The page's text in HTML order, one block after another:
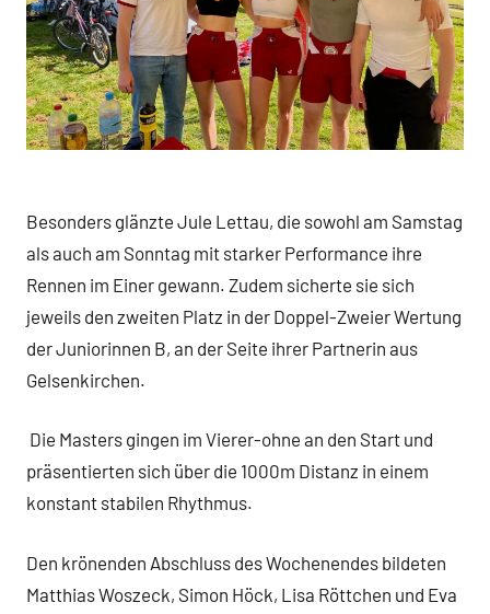
Besonders glänzte Jule Lettau, die sowohl am Samstag
als auch am Sonntag mit starker Performance ihre
Rennen im Einer gewann. Zudem sicherte sie sich
jeweils den zweiten Platz in der Doppel-Zweier Wertung
der Juniorinnen B, an der Seite ihrer Partnerin aus
Gelsenkirchen.
Die Masters gingen im Vierer-ohne an den Start und
präsentierten sich über die 1000m Distanz in einem
konstant stabilen Rhythmus.
Den krönenden Abschluss des Wochenendes bildeten
Matthias Woszeck, Simon Höck, Lisa Röttchen und Eva